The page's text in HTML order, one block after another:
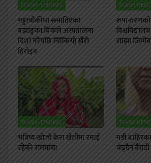
FLASH HEADING
गड्डाचौकीमा समातिएका
बझाङ्गका बिकले अस्पतालमा
दिशा गरेपछि निस्कियो खैरो
हिरोइन
FLASH
रूपान्तरणको
साझा
FLASH HEADING
भविष्य खोज्दै केरा खेतीमा रमाई
रहेकी राममाया
FLASH
गडी
चढ्दैन बैतडी